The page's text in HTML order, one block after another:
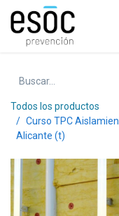
Todos los productos
Curso TPC
Alicante (t)